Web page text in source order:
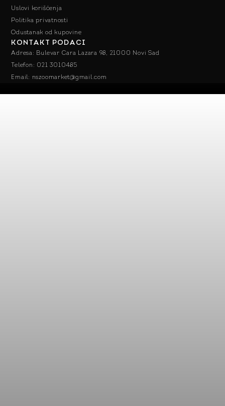
Uslovi korišćenja
Politika privatnosti
Odustanak od kupovine
KONTAKT PODACI
Adresa: Bulevar Cara Lazara 98, 21000 Novi Sad
Telefon: 021 3010485
Email: nszoomarket@gmail.com